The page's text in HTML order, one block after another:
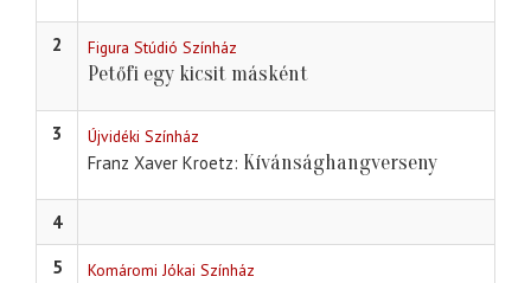
2 Figura Stúdió Színház
Petőfi egy kicsit másként
3 Újvidéki Színház
Franz Xaver Kroetz Kívánsághangverseny
4
5
Komáromi Jókai Színház